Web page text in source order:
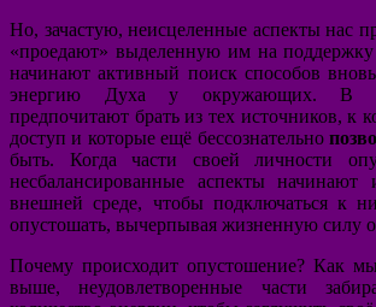
Но, зачастую, неисцеленные аспекты нас
«проедают» выделенную им на
начинают активный поиск способов
энергию Духа у окружающих. В
предпочитают брать из тех источников, к
доступ и которые ещё бессознательно
быть. Когда части своей личности
несбалансированные аспекты начинают
внешней среде, чтобы подключаться к
опустошать, вычерпывая жизненную силу
Почему происходит опустошение? Как
выше, неудовлетворенные части